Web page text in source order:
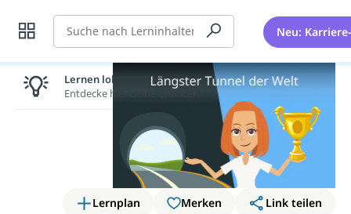
Suche Neu:
Lernplan Merken
Link teilen
Lernen lohnt sich!
Entdecke hier deine Chancen.